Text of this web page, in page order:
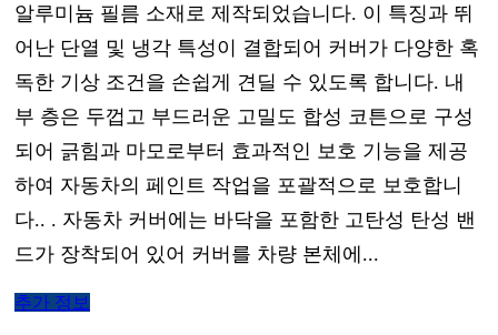
알루미늄 필름 소재로 제작되었습니다. 이 특징과 뛰
어난 단열 및 냉각 특성이 결합되어 커버가 다양한 혹
독한 기상 조건을 손쉽게 견딜 수 있도록 합니다. 내
부 층은 두껍고 부드러운 고밀도 합성 코튼으로 구성
되어 긁힘과 마모로부터 효과적인 보호 기능을 제공
하여 자동차의 페인트 작업을 포괄적으로 보호합니
다.. . 자동차 커버에는 바닥을 포함한 고탄성 탄성 밴
드가 장착되어 있어 커버를 차량 본체에...
추가 정보